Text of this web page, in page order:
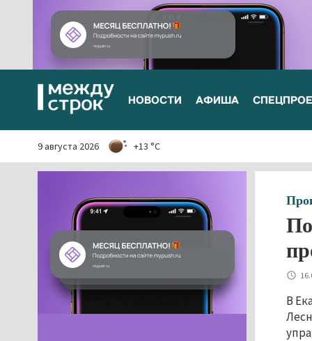
НОВОСТИ АФИША
9 августа 2026 +13 °C
В